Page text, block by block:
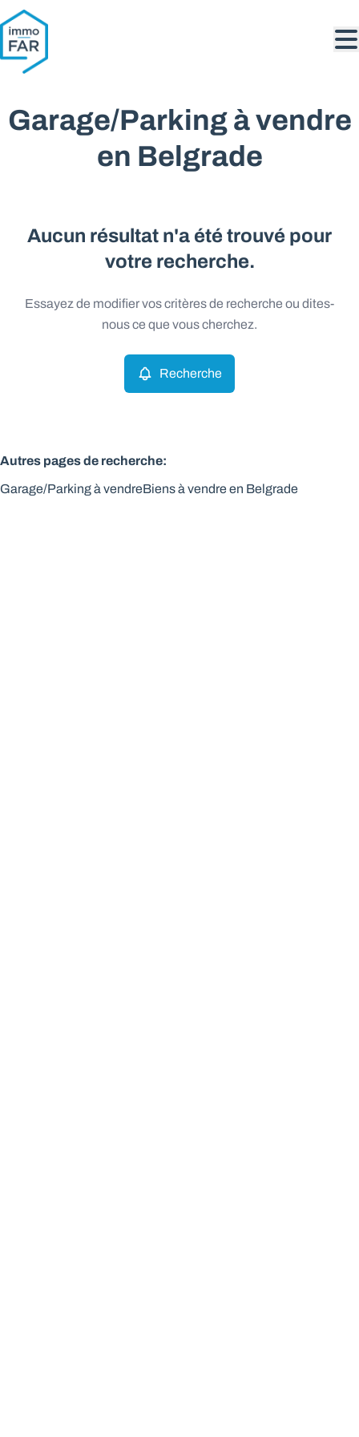
Aller au contenu principal
Garage/Parking à vendre
en Belgrade
Aucun résultat n'a été trouvé pour
votre recherche.
Essayez de modifier vos critères de recherche ou dites-
nous ce que vous cherchez.
Recherche
Autres pages de recherche:
Garage/Parking à vendreBiens à vendre en Belgrade